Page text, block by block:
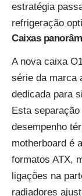
estratégia
refrigeração
Caixas
A nova caixa
série da marca
dedicada para
Esta
desempenho
motherboard é
formatos ATX,
ligações na
radiadores